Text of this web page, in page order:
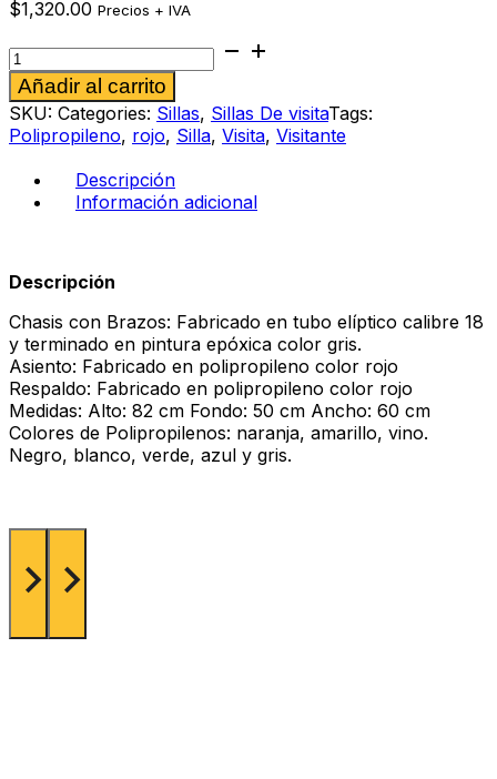
$1,320.00 Precios + IVA
Silla
de
visita
Ditta
cb
rojo
Añadir al carrito
SKU: Categories: Sillas, Sillas De visitaTags:
Polipropileno, rojo, Silla, Visita, Visitante
Descripción
Información adicional
Descripción
Chasis con Brazos: Fabricado en tubo elíptico calibre 18
y terminado en pintura epóxica color gris.
Asiento: Fabricado en polipropileno color rojo
Respaldo: Fabricado en polipropileno color rojo
Medidas: Alto: 82 cm Fondo: 50 cm Ancho: 60 cm
Colores de Polipropilenos: naranja, amarillo, vino.
Negro, blanco, verde, azul y gris.